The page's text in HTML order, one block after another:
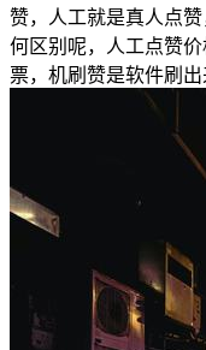
赞，人工就是真人点
何区别呢，人工点赞
票，机刷赞是软件刷